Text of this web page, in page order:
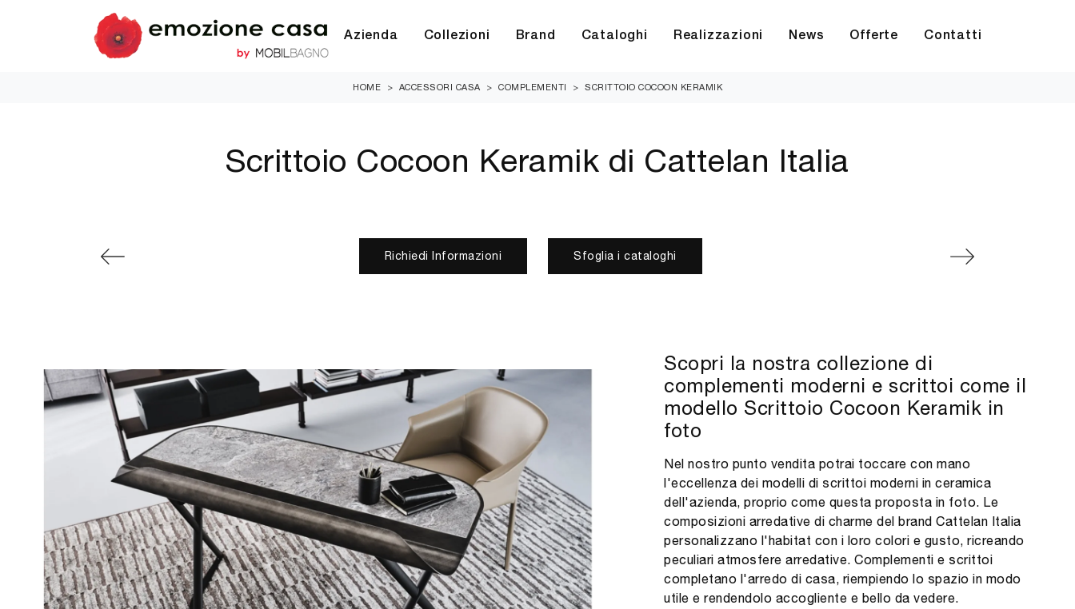
Azienda Collezioni Brand Cataloghi Realizzazioni News Offerte Contatti
HOME > ACCESSORI CASA > COMPLEMENTI > SCRITTOIO COCOON KERAMIK
Scrittoio Cocoon Keramik di Cattelan Italia
Richiedi Informazioni Sfoglia i cataloghi
Scopri la nostra collezione di
complementi moderni e scrittoi come il
modello Scrittoio Cocoon Keramik in
foto
Nel nostro punto vendita potrai toccare con mano
l'eccellenza dei modelli di scrittoi moderni in ceramica
dell'azienda, proprio come questa proposta in foto. Le
composizioni arredative di charme del brand Cattelan Italia
personalizzano l'habitat con i loro colori e gusto, ricreando
peculiari atmosfere arredative. Complementi e scrittoi
completano l'arredo di casa, riempiendo lo spazio in modo
utile e rendendolo accogliente e bello da vedere.